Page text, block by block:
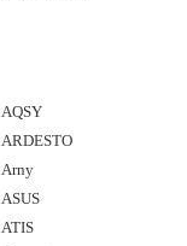
AQSY
ARDESTO
Arny
ASUS
ATIS